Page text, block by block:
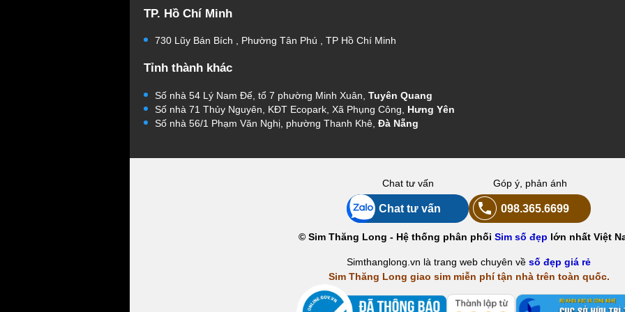
TP. Hồ Chí Minh
730 Lũy Bán Bích , Phường Tân Phú , TP Hồ Chí Minh
Tỉnh thành khác
Số nhà 54 Lý Nam Đế, tổ 7 phường Minh Xuân, Tuyên Quang
Số nhà 71 Thủy Nguyên, KĐT Ecopark, Xã Phụng Công, Hưng Yên
Số nhà 56/1 Phạm Văn Nghị, phường Thanh Khê, Đà Nẵng
Chat tư vấn
Chat tư vấn
Góp ý, phản ánh
098.365.6699
© Sim Thăng Long - Hệ thống phân phối Sim số đẹp lớn nhất Việt
Simthanglong.vn là trang web chuyên về số đẹp giá rẻ
Sim Thăng Long giao sim miễn phí tận nhà trên toàn quốc.